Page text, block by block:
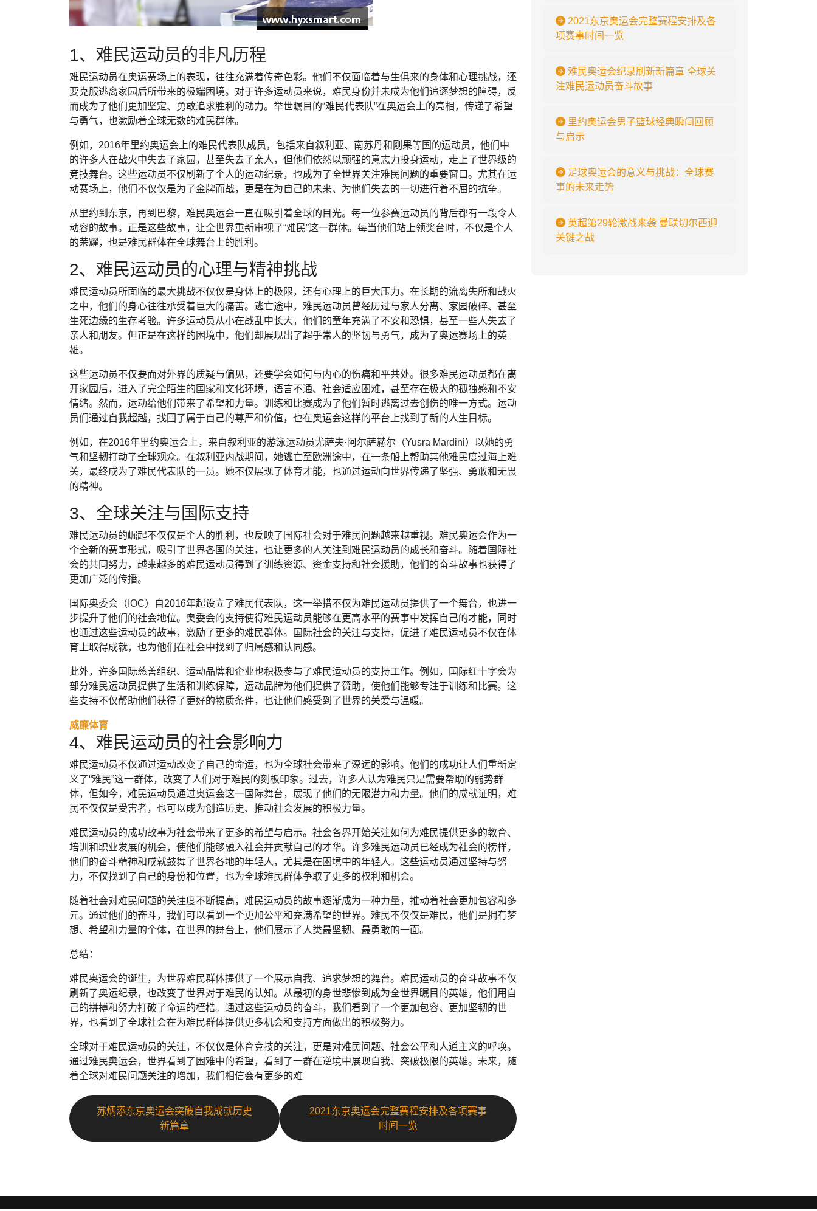
1、难民运动员的非凡历程
难民运动员在奥运赛场上的表现，往往充满着传奇色彩。他们不仅面临着与生俱来的身体和心理挑战，还
要克服逃离家园后所带来的极端困境。对于许多运动员来说，难民身份并未成为他们追逐梦想的障碍，反
而成为了他们更加坚定、勇敢追求胜利的动力。举世瞩目的“难民代表队”在奥运会上的亮相，传递了希望
与勇气，也激励着全球无数的难民群体。
例如，2016年里约奥运会上的难民代表队成员，包括来自叙利亚、南苏丹和刚果等国的运动员，他们中
的许多人在战火中失去了家园，甚至失去了亲人，但他们依然以顽强的意志力投身运动，走上了世界级的
竞技舞台。这些运动员不仅刷新了个人的运动纪录，也成为了全世界关注难民问题的重要窗口。尤其在运
动赛场上，他们不仅仅是为了金牌而战，更是在为自己的未来、为他们失去的一切进行着不屈的抗争。
从里约到东京，再到巴黎，难民奥运会一直在吸引着全球的目光。每一位参赛运动员的背后都有一段令人
动容的故事。正是这些故事，让全世界重新审视了“难民”这一群体。每当他们站上领奖台时，不仅是个人
的荣耀，也是难民群体在全球舞台上的胜利。
2、难民运动员的心理与精神挑战
难民运动员所面临的最大挑战不仅仅是身体上的极限，还有心理上的巨大压力。在长期的流离失所和战火
之中，他们的身心往往承受着巨大的痛苦。逃亡途中，难民运动员曾经历过与家人分离、家园破碎、甚至
生死边缘的生存考验。许多运动员从小在战乱中长大，他们的童年充满了不安和恐惧，甚至一些人失去了
亲人和朋友。但正是在这样的困境中，他们却展现出了超乎常人的坚韧与勇气，成为了奥运赛场上的英
雄。
这些运动员不仅要面对外界的质疑与偏见，还要学会如何与内心的伤痛和平共处。很多难民运动员都在离
开家园后，进入了完全陌生的国家和文化环境，语言不通、社会适应困难，甚至存在极大的孤独感和不安
情绪。然而，运动给他们带来了希望和力量。训练和比赛成为了他们暂时逃离过去创伤的唯一方式。运动
员们通过自我超越，找回了属于自己的尊严和价值，也在奥运会这样的平台上找到了新的人生目标。
例如，在2016年里约奥运会上，来自叙利亚的游泳运动员尤萨夫·阿尔萨赫尔（Yusra Mardini）以她的勇
气和坚韧打动了全球观众。在叙利亚内战期间，她逃亡至欧洲途中，在一条船上帮助其他难民度过海上难
关，最终成为了难民代表队的一员。她不仅展现了体育才能，也通过运动向世界传递了坚强、勇敢和无畏
的精神。
3、全球关注与国际支持
难民运动员的崛起不仅仅是个人的胜利，也反映了国际社会对于难民问题越来越重视。难民奥运会作为一
个全新的赛事形式，吸引了世界各国的关注，也让更多的人关注到难民运动员的成长和奋斗。随着国际社
会的共同努力，越来越多的难民运动员得到了训练资源、资金支持和社会援助，他们的奋斗故事也获得了
更加广泛的传播。
国际奥委会（IOC）自2016年起设立了难民代表队，这一举措不仅为难民运动员提供了一个舞台，也进一
步提升了他们的社会地位。奥委会的支持使得难民运动员能够在更高水平的赛事中发挥自己的才能，同时
也通过这些运动员的故事，激励了更多的难民群体。国际社会的关注与支持，促进了难民运动员不仅在体
育上取得成就，也为他们在社会中找到了归属感和认同感。
此外，许多国际慈善组织、运动品牌和企业也积极参与了难民运动员的支持工作。例如，国际红十字会为
部分难民运动员提供了生活和训练保障，运动品牌为他们提供了赞助，使他们能够专注于训练和比赛。这
些支持不仅帮助他们获得了更好的物质条件，也让他们感受到了世界的关爱与温暖。
威廉体育
4、难民运动员的社会影响力
难民运动员不仅通过运动改变了自己的命运，也为全球社会带来了深远的影响。他们的成功让人们重新定
义了“难民”这一群体，改变了人们对于难民的刻板印象。过去，许多人认为难民只是需要帮助的弱势群
体，但如今，难民运动员通过奥运会这一国际舞台，展现了他们的无限潜力和力量。他们的成就证明，难
民不仅仅是受害者，也可以成为创造历史、推动社会发展的积极力量。
难民运动员的成功故事为社会带来了更多的希望与启示。社会各界开始关注如何为难民提供更多的教育、
培训和职业发展的机会，使他们能够融入社会并贡献自己的才华。许多难民运动员已经成为社会的榜样，
他们的奋斗精神和成就鼓舞了世界各地的年轻人，尤其是在困境中的年轻人。这些运动员通过坚持与努
力，不仅找到了自己的身份和位置，也为全球难民群体争取了更多的权利和机会。
随着社会对难民问题的关注度不断提高，难民运动员的故事逐渐成为一种力量，推动着社会更加包容和多
元。通过他们的奋斗，我们可以看到一个更加公平和充满希望的世界。难民不仅仅是难民，他们是拥有梦
想、希望和力量的个体，在世界的舞台上，他们展示了人类最坚韧、最勇敢的一面。
总结：
难民奥运会的诞生，为世界难民群体提供了一个展示自我、追求梦想的舞台。难民运动员的奋斗故事不仅
刷新了奥运纪录，也改变了世界对于难民的认知。从最初的身世悲惨到成为全世界瞩目的英雄，他们用自
己的拼搏和努力打破了命运的桎梏。通过这些运动员的奋斗，我们看到了一个更加包容、更加坚韧的世
界，也看到了全球社会在为难民群体提供更多机会和支持方面做出的积极努力。
全球对于难民运动员的关注，不仅仅是体育竞技的关注，更是对难民问题、社会公平和人道主义的呼唤。
通过难民奥运会，世界看到了困难中的希望，看到了一群在逆境中展现自我、突破极限的英雄。未来，随
着全球对难民问题关注的增加，我们相信会有更多的难
苏炳添东京奥运会突破自我成就历史
新篇章
2021东京奥运会完整赛程安排及各项赛事
时间一览
2021东京奥运会完整赛程安排及各
项赛事时间一览
难民奥运会纪录刷新新篇章 全球关
注难民运动员奋斗故事
里约奥运会男子篮球经典瞬间回顾
与启示
足球奥运会的意义与挑战：全球赛
事的未来走势
英超第29轮激战来袭 曼联切尔西迎
关键之战